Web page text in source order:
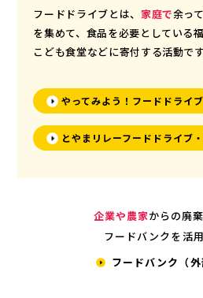
フードドライブとは、 家庭で余っ
を集めて、食品を必要としている
こども食堂などに寄付する活動です
やってみよう！フードドライブ
とやまリレーフードドライブ
企業や農家からの廃
フードバンクを活
フードバンク（外